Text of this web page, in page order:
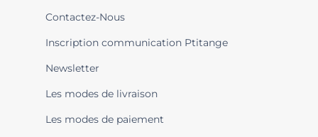
Contactez-Nous
Inscription communication Ptitange
Newsletter
Les modes de livraison
Les modes de paiement